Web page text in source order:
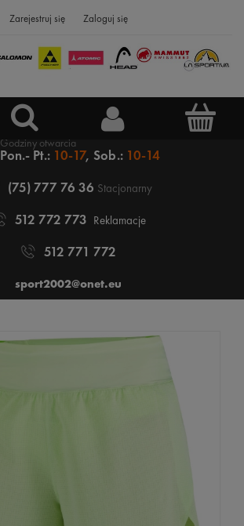
Zarejestruj się Zaloguj się
Pon.- Pt.: 10-17, Sob.: 10-14
(75) 777 76 36 Stacjonarny
512 772 773 Reklamacje
512 771 772
sport2002@onet.eu